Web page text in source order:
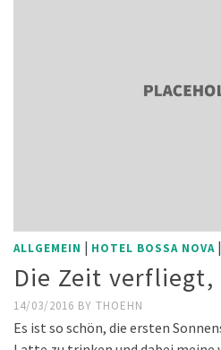
ALLGEMEIN | HOTEL BOSSA NOVA |
Die Zeit verfliegt,
14/03/2016 BY THOEHN
Es ist so schön, die ersten